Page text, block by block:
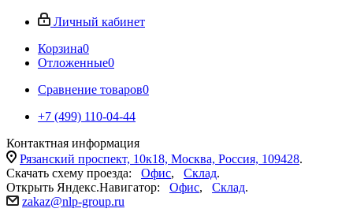
Личный кабинет
Корзина0
Отложенные0
Сравнение товаров0
+7 (499) 110-04-44
Контактная информация
Рязанский проспект, 10к18, Москва, Россия, 109428.
Скачать схему проезда: Офис, Склад.
Открыть Яндекс.Навигатор: Офис, Склад.
zakaz@nlp-group.ru